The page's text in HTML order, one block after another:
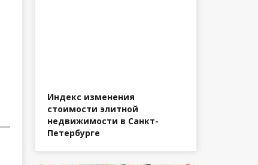
Индекс изменения
стоимости элитной
недвижимости в Санкт-
Петербурге